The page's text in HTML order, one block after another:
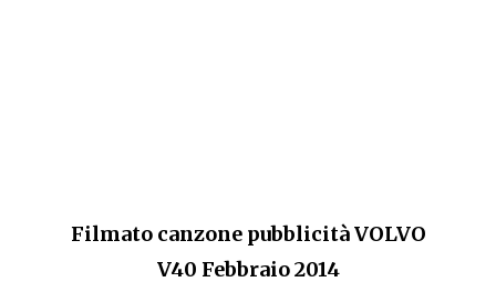
Filmato canzone pubblicità VOLVO
V40 Febbraio 2014